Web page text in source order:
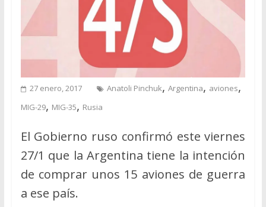
27 enero, 2017 Anatoli Pinchuk, Argentina, aviones,
MIG-29, MIG-35, Rusia
El Gobierno ruso confirmó este viernes
27/1 que la Argentina tiene la intención
de comprar unos 15 aviones de guerra
a ese país.